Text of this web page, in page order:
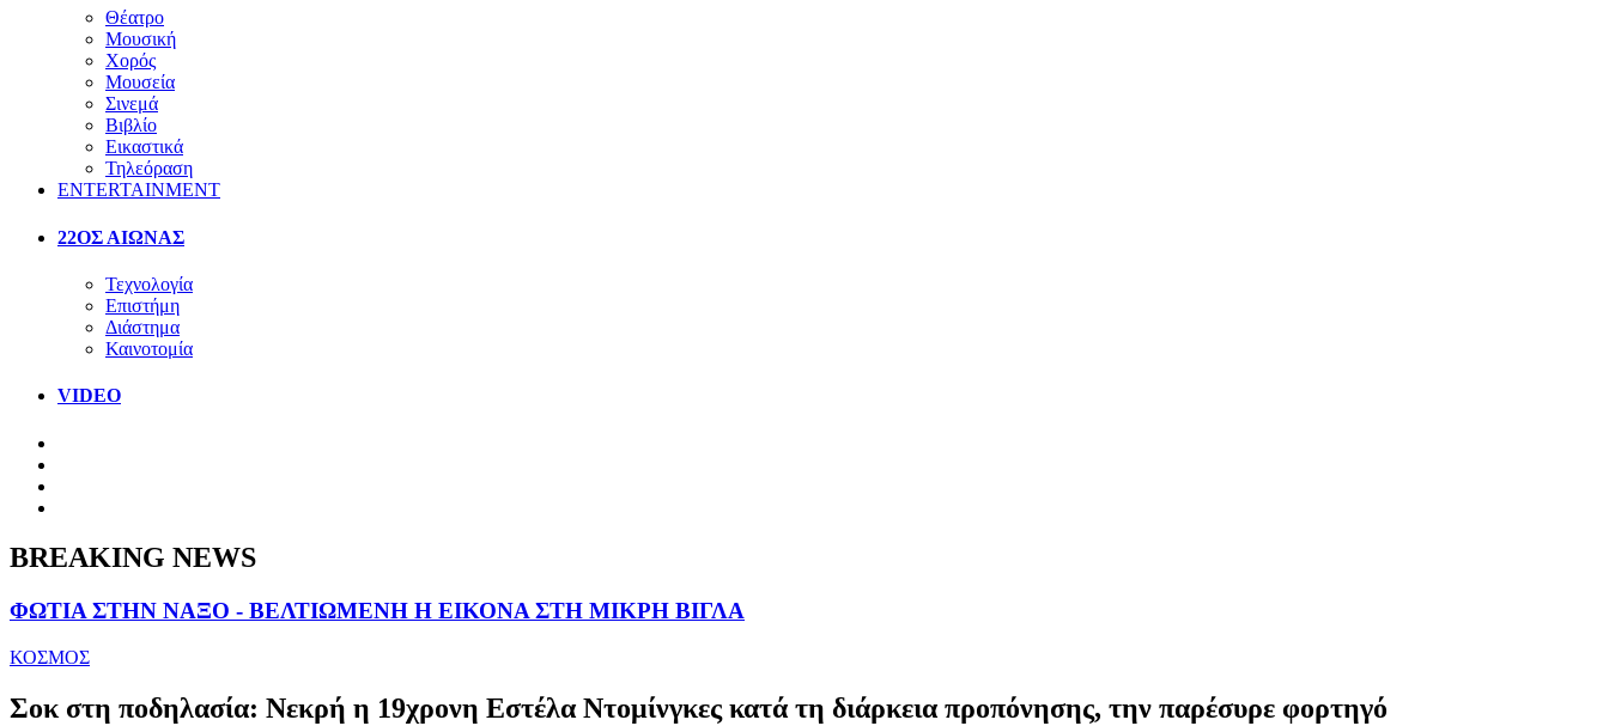
Θέατρο
Μουσική
Χορός
Μουσεία
Σινεμά
Βιβλίο
Εικαστικά
Τηλεόραση
ENTERTAINMENT
22ΟΣ ΑΙΩΝΑΣ
Τεχνολογία
Επιστήμη
Διάστημα
Καινοτομία
VIDEO
BREAKING NEWS
ΦΩΤΙΑ ΣΤΗΝ ΝΑΞΟ - ΒΕΛΤΙΩΜΕΝΗ Η ΕΙΚΟΝΑ ΣΤΗ ΜΙΚΡΗ ΒΙΓΛΑ
ΚΟΣΜΟΣ
Σοκ στη ποδηλασία: Νεκρή η 19χρονη Εστέλα Ντομίνγκες κατά τη διάρκεια προπόνησης, την παρέσυρε φορτηγό